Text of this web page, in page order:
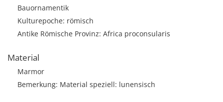
Bauornamentik
Kulturepoche: römisch
Antike Römische Provinz: Africa proconsularis
Material
Marmor
Bemerkung: Material speziell: lunensisch